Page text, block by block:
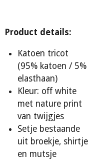
Product details:
Katoen tricot
(95% katoen / 5%
elasthaan)
Kleur: off white
met nature print
van twijgjes
Setje bestaande
uit broekje, shirtje
en mutsje